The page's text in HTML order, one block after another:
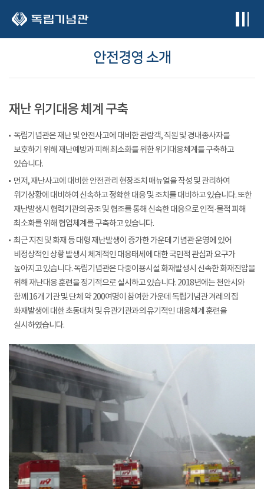
안전경영 소개
재난 위기대응 체계 구축
독립기념관은 재난 및 안전사고에 대비한 관람객, 직원 및 경내종사자를
보호하기 위해 재난예방과 피해 최소화를 위한 위기대응체계를 구축하고
있습니다.
먼저, 재난사고에 대비한 안전관리 현장조치 매뉴얼을 작성 및 관리하여
위기상황에 대비하여 신속하고 정확한 대응 및 조치를 대비하고 있습니다. 또한
재난발생시 협력기관의 공조 및 협조를 통해 신속한 대응으로 인적·물적 피해
최소화를 위해 협업체계를 구축하고 있습니다.
최근 지진 및 화재 등 대형 재난발생이 증가한 가운데 기념관 운영에 있어
비정상적인 상황 발생시 체계적인 대응태세에 대한 국민적 관심과 요구가
높아지고 있습니다. 독립기념관은 다중이용시설 화재발생시 신속한 화재진압을
위해 재난대응 훈련을 정기적으로 실시하고 있습니다. 2018년에는 천안시와
함께 16개 기관 및 단체 약 200여명이 참여한 가운데 독립기념관 겨레의 집
화재발생에 대한 초동대처 및 유관기관과의 유기적인 대응체계 훈련을
실시하였습니다.